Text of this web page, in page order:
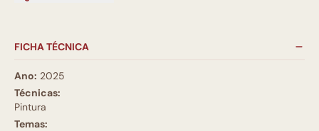
FICHA TÉCNICA
Ano: 2025
Técnicas:
Pintura
Temas: